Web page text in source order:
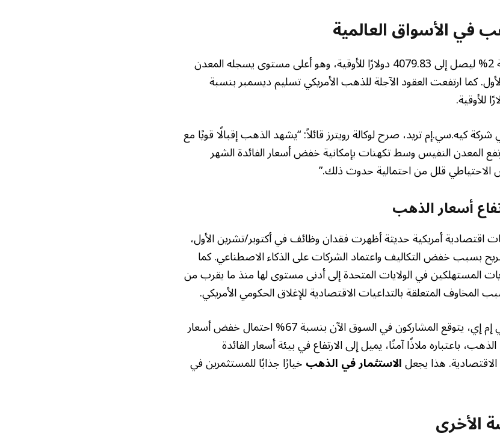
في الأسواق العالمية
ارتفع سعر الذهب الفوري بنسبة 2% ليصل إلى 4079.83 دولارًا للأوقية، وهو أعلى مستوى يسجله المعدن
تشرين الأول. كما ارتفعت العقود الآجلة للذهب الأمريكي تسليم ديسمبر بنسبة
كيه.سي.إم تريد، صرح لوكالة رويترز قائلاً: “يشهد الذهب إقبالًا قويًا مع
المعدن النفيس وسط تكهنات بإمكانية خفض أسعار الفائدة الشهر
قلل من احتمالية حدوث ذلك.”
أسعار الذهب
اقتصادية أمريكية حديثة أظهرت فقدان وظائف في أكتوبر/تشرين الأول،
بسبب خفض التكاليف واعتماد الشركات على الذكاء الاصطناعي. كما
المستهلكين في الولايات المتحدة إلى أدنى مستوى لها منذ ما يقرب من
المتعلقة بالتداعيات الاقتصادية للإغلاق الحكومي الأمريكي.
وفقًا لأداة فيدووتش التابعة لسي إم إي، يتوقع المشاركون في السوق الآن بنسبة 67% احتمال خفض أسعار
باعتباره ملاذًا آمنًا، يميل إلى الارتفاع في بيئة أسعار الفائدة
هذا يجعلالاستثمار في الذهبخيارًا جذابًا للمستثمرين في
الأخرى